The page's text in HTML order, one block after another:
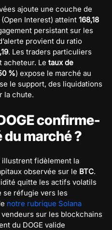
ajoute une couche de
(Open Interest) atteint 168,18
persistant sur les
provient du ratio
. Les traders particuliers
acheteur. Le taux de
%) expose le marché au
le support, des liquidations
la chute.
confirme-
marché ?
illustrent fidèlement la
observée sur le BTC.
quitte les actifs volatils
se réfugie vers les
notre rubrique Solana
sur les blockchains
du DOGE valide